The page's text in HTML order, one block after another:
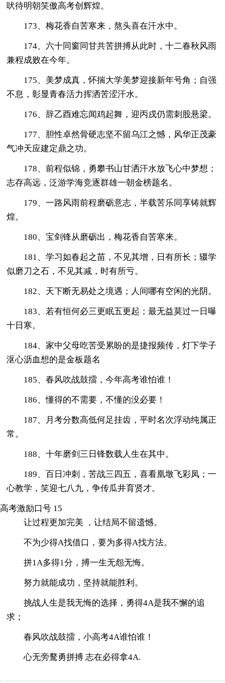
吠待明朝笑傲高考创辉煌。
173、梅花香自苦寒来，熬头喜在汗水中。
174、六十同窗同甘共苦拼搏从此时，十二春秋风雨
兼程成败在今年。
175、美梦成真，怀揣大学美梦迎接新年号角；自强
不息，彰显青春活力挥洒苦涩汗水。
176、辞乙酉难忘闻鸡起舞，迎丙戌仍需刺股悬梁。
177、胆性卓然骨硬志坚不留乌江之憾，风华正茂豪
气冲天应建定鼎之功。
178、前程似锦，勇攀书山甘洒汗水放飞心中梦想；
志存高远，泛游学海竞逐群雄一朝金榜题名。
179、一路风雨前程磨砺意志，半载苦乐同享铸就辉
煌。
180、宝剑锋从磨砺出，梅花香自苦寒来。
181、学习如春起之苗，不见其增，日有所长；辍学
似磨刀之石，不见其减，时有所亏。
182、天下断无易处之境遇；人间哪有空闲的光阴。
183、若有恒何必三更眠五更起；最无益莫过一日曝
十日寒。
184、家中父母吃苦受累盼的是捷报频传，灯下学子
沤心沥血想的是金板题名
185、春风吹战鼓擂，今年高考谁怕谁！
186、懂得的不需要，不懂的没必要！
187、月考分数高低何足挂齿，平时名次浮动纯属正
常。
188、十年磨剑三日锋数载人生在其中。
189、百日冲刺，苦战三四五，喜看凰墩飞彩凤；一
心教学，笑迎七八九，争传瓜井育贤才。
高考激励口号 15
让过程更加完美 ，让结局不留遗憾。
不为少得A找借口，要为多得A找方法。
拼1A多得1分，搏一生无怨无悔。
努力就能成功，坚持就能胜利。
挑战人生是我无悔的选择，勇得4A是我不懈的追
求；
春风吹战鼓擂，小高考4A谁怕谁！
心无旁鹜勇拼搏 志在必得拿4A.